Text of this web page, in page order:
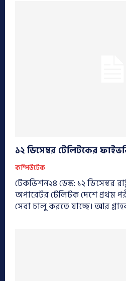
১২ ডিসেম্বর টেলিটকের
কম্পিউটেক
টেকভিশন২৪ ডেস্ক: ১২ ডিসেম্বর
অপারেটর টেলিটক দেশে প্রথম
সেবা চালু করতে যাচ্ছে। আর